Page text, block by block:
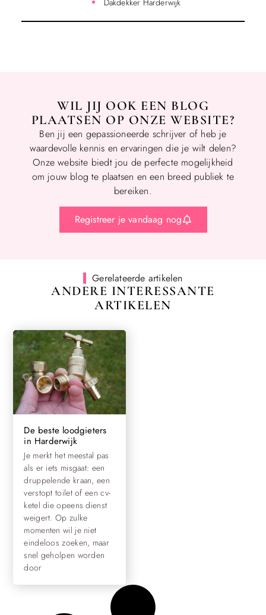
WIL JIJ OOK EEN BLOG
PLAATSEN OP ONZE WEBSITE?
Ben jij een gepassioneerde schrijver of heb je
waardevolle kennis en ervaringen die je wilt delen?
Onze website biedt jou de perfecte mogelijkheid
om jouw blog te plaatsen en een breed publiek te
bereiken.
Registreer je vandaag nog
Gerelateerde artikelen
ANDERE INTERESSANTE
ARTIKELEN
De beste loodgieters
in Harderwijk
Je merkt het meestal pas
als er iets misgaat: een
druppelende kraan, een
verstopt toilet of een cv-
ketel die opeens dienst
weigert. Op zulke
momenten wil je niet
eindeloos zoeken, maar
snel geholpen worden
door